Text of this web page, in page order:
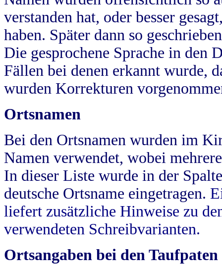
verstanden hat, oder besser
haben. Später dann so
Die gesprochene Sprache in
Fällen bei denen erkannt wurde,
wurden Korrekturen
Ortsnamen
Bei den Ortsnamen wurden im
Namen verwendet, wobei
In dieser Liste wurde in der
deutsche Ortsname eingetragen.
liefert zusätzliche Hinweise zu
verwendeten Schreibvarianten.
Ortsangaben bei den Taufpaten